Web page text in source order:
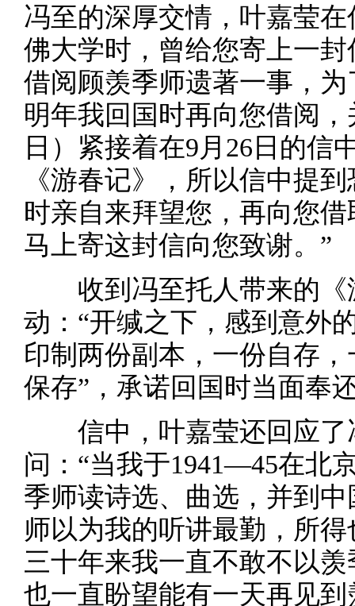
冯至的深厚交情，叶嘉莹
佛大学时，曾给您寄上一
借阅顾羡季师遗著一事，
明年我回国时再向您借阅，
日）紧接着在9月26日的信
《游春记》，所以信中提
时亲自来拜望您，再向您
马上寄这封信向您致谢。”
收到冯至托人带来的
动：“开缄之下，感到意外
印制两份副本，一份自存
保存”，承诺回国时当面奉
信中，叶嘉莹还回应
问：“当我于1941—45在北
季师读诗选、曲选，并到
师以为我的听讲最勤，所
三十年来我一直不敢不以
也一直盼望能有一天再见